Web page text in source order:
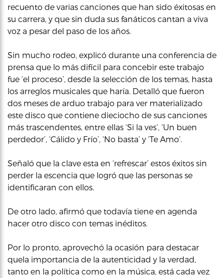
recuento de varias canciones que han sido éxitosas en
su carrera, y que sin duda sus fanáticos cantan a viva
voz a pesar del paso de los años.
Sin mucho rodeo, explicó durante una conferencia de
prensa que lo más difícil para concebir este trabajo
fue ‘el proceso’, desde la selección de los temas, hasta
los arreglos musicales que haría. Detalló que fueron
dos meses de arduo trabajo para ver materializado
este disco que contiene dieciocho de sus canciones
más trascendentes, entre ellas ‘Si la ves’, ‘Un buen
perdedor’, ‘Cálido y Frío’, ‘No basta’ y ‘Te Amo’.
Señaló que la clave esta en ‘refrescar’ estos éxitos sin
perder la escencia que logró que las personas se
identificaran con ellos.
De otro lado, afirmó que todavía tiene en agenda
hacer otro disco con temas inéditos.
Por lo pronto, aprovechó la ocasión para destacar
quela importancia de la autenticidad y la verdad,
tanto en la política como en la música, está cada vez